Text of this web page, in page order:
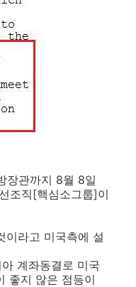
장관까지 8월 8일
조직[핵심소그룹]이
이라고 미국측에 설
계좌동결로 미국
좋지 않은 점등이